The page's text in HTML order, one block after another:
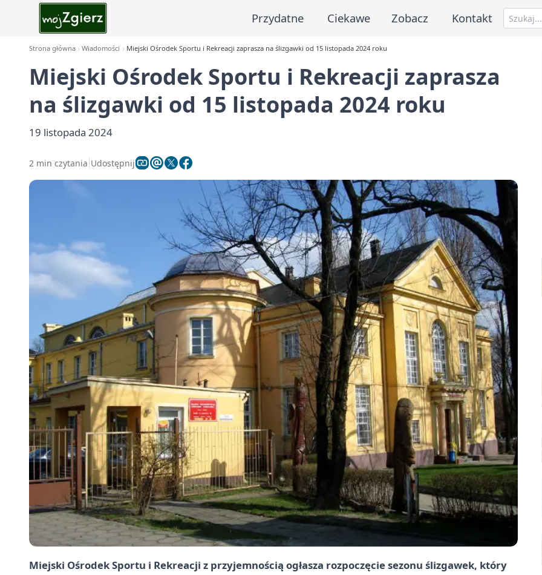
Przydatne Ciekawe Zobacz Kontakt
Strona główna Wiadomości Miejski Ośrodek Sportu i Rekreacji zaprasza na ślizgawki od 15 listopada 2024 roku
Miejski Ośrodek Sportu i Rekreacji zaprasza
na ślizgawki od 15 listopada 2024 roku
19 listopada 2024
2 min czytania Udostępnij
Miejski Ośrodek Sportu i Rekreacji z przyjemnością ogłasza rozpoczęcie sezonu ślizgawek, który